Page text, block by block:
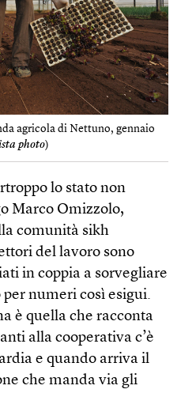
agricola di Nettuno, gennaio
photo)
lo stato non
Marco Omizzolo,
comunità sikh
del lavoro sono
in coppia a sorvegliare
numeri così esigui.
è quella che racconta
alla cooperativa c’è
e quando arriva il
che manda via gli